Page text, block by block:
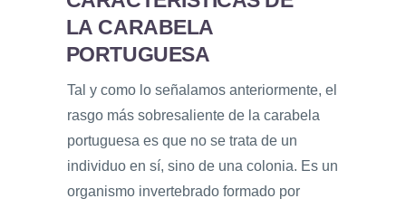
LA CARABELA
PORTUGUESA
Tal y como lo señalamos anteriormente, el
rasgo más sobresaliente de la carabela
portuguesa es que no se trata de un
individuo en sí, sino de una colonia. Es un
organismo invertebrado formado por